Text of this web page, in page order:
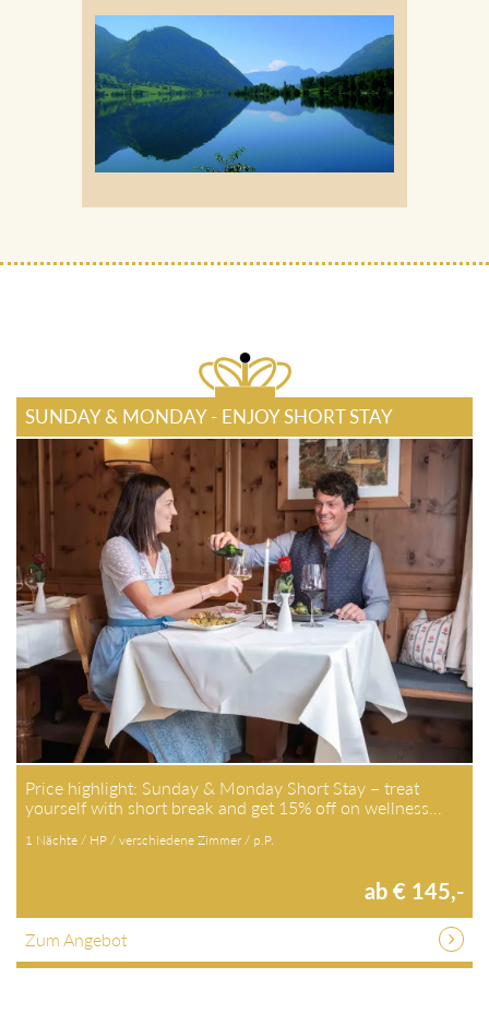
SUNDAY & MONDAY - ENJOY SHORT STAY
Price highlight: Sunday & Monday Short Stay – treat
yourself with short break and get 15% off on wellness…
1 Nächte / HP / verschiedene Zimmer / p.P.
ab € 145,-
Zum Angebot